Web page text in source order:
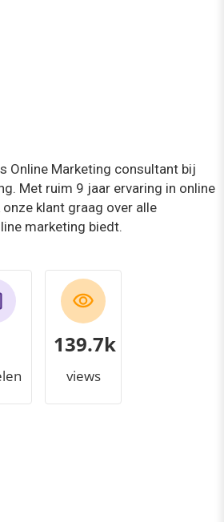
Online Marketing consultant bij
Met ruim 9 jaar ervaring in online
klant graag over alle
marketing biedt.
145.9k
views